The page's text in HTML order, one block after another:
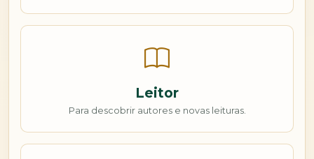
Leitor
Para descobrir autores e novas leituras.